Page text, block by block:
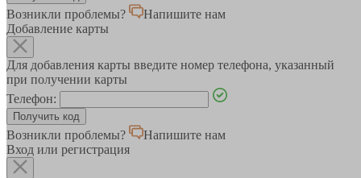
Возникли проблемы?
Напишите нам
Добавление карты
Для добавления карты введите номер телефона, указанный
при получении карты
Телефон:
Возникли проблемы?
Напишите нам
Вход или регистрация